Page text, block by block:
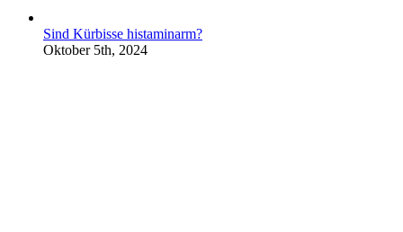
Sind Kürbisse histaminarm?
Oktober 5th, 2024